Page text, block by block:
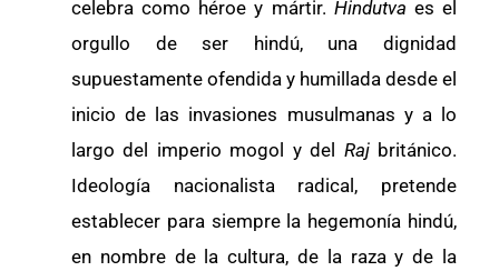
celebra como héroe y mártir. Hindutva es el
orgullo de ser hindú, una dignidad
supuestamente ofendida y humillada desde el
inicio de las invasiones musulmanas y a lo
largo del imperio mogol y del Rajbritánico.
Ideología nacionalista radical, pretende
establecer para siempre la hegemonía hindú,
en nombre de la cultura, de la raza y de la